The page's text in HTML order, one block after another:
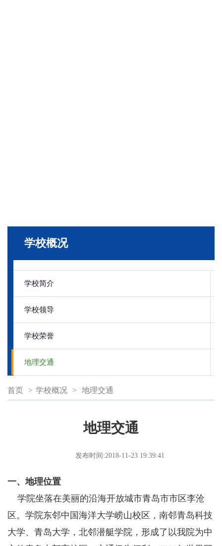
学校概况
学校简介
学校领导
学校荣誉
地理交通
首页 > 学校概况 > 地理交通
地理交通
发布时间:2018-11-23 19:39:41
一、地理位置
学院坐落在美丽的沿海开放城市青岛市市区李沧
区。学院东邻中国海洋大学崂山校区，南邻青岛科技
大学、青岛大学，北邻潜艇学院，形成了以我院为中